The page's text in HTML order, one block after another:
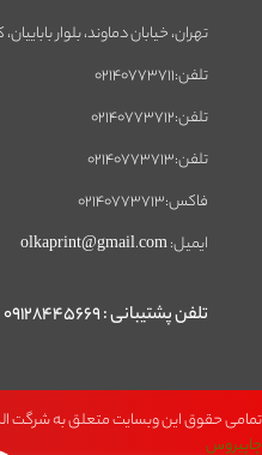
تهران، خیابان دماوند، بلوار
تلفن:02140773711
تلفن:02140773712
تلفن:02140773713
فاکس:02140773713
ایمیل: olkaprint@gmail.com
تلفن پشتیبانی : 09128445669
تمامی حقوق این وبسایت متعلق به شرگت
چاپیروس